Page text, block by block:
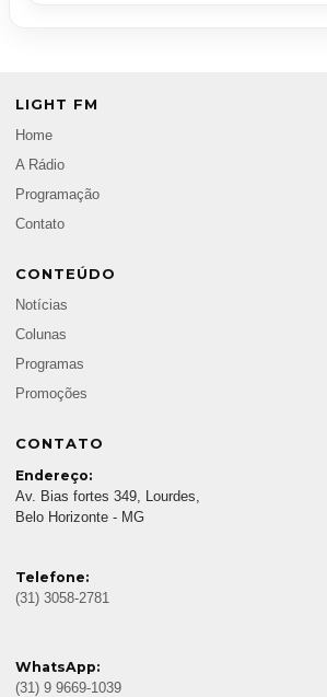
LIGHT FM
Home
A Rádio
Programação
Contato
CONTEÚDO
Notícias
Colunas
Programas
Promoções
CONTATO
Endereço:
Av. Bias fortes 349, Lourdes,
Belo Horizonte - MG
Telefone:
(31) 3058-2781
WhatsApp:
(31) 9 9669-1039